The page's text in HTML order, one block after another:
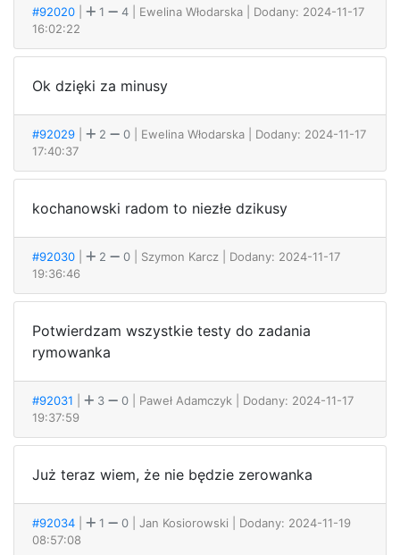
#92020 1 4 | Ewelina Włodarska
| Dodany: 2024-11-17
16:02:22
Ok dzięki za minusy
#92029 2 0 | Ewelina Włodarska
| Dodany: 2024-11-17
17:40:37
kochanowski radom to niezłe dzikusy
#92030 2 0 | Szymon Karcz
| Dodany: 2024-11-17
19:36:46
Potwierdzam wszystkie testy do zadania
rymowanka
#92031 3 0 | Paweł Adamczyk
| Dodany: 2024-11-17
19:37:59
Już teraz wiem, że nie będzie zerowanka
#92034 1 0 | Jan Kosiorowski
| Dodany: 2024-11-19
08:57:08